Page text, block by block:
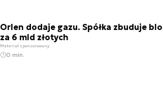
Orlen dodaje gazu. Spółka zbuduje
za 6 mld złotych
Materiał sponsorowany
0 min.